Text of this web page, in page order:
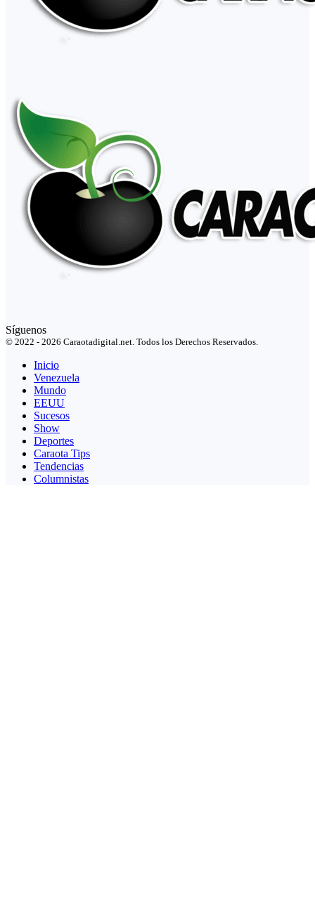
Síguenos
© 2022 - 2026 Caraotadigital.net. Todos los Derechos Reservados.
Inicio
Venezuela
Mundo
EEUU
Sucesos
Show
Deportes
Caraota Tips
Tendencias
Columnistas